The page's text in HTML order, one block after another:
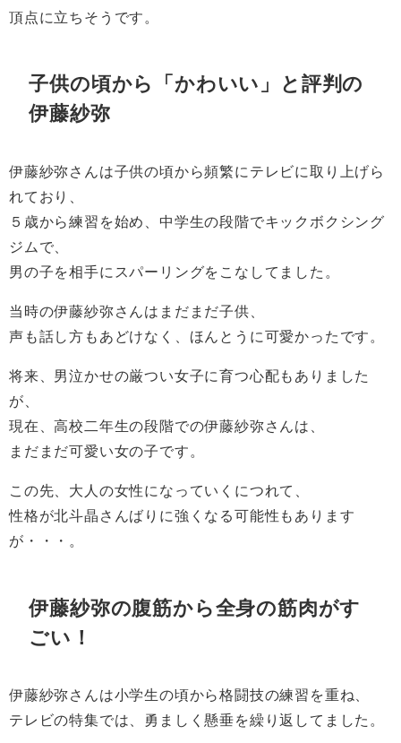
頂点に立ちそうです。
子供の頃から「かわいい」と評判の
伊藤紗弥
伊藤紗弥さんは子供の頃から頻繁にテレビに取り上げら
れており、
５歳から練習を始め、中学生の段階でキックボクシング
ジムで、
男の子を相手にスパーリングをこなしてました。
当時の伊藤紗弥さんはまだまだ子供、
声も話し方もあどけなく、ほんとうに可愛かったです。
将来、男泣かせの厳つい女子に育つ心配もありました
が、
現在、高校二年生の段階での伊藤紗弥さんは、
まだまだ可愛い女の子です。
この先、大人の女性になっていくにつれて、
性格が北斗晶さんばりに強くなる可能性もあります
が・・・。
伊藤紗弥の腹筋から全身の筋肉がす
ごい！
伊藤紗弥さんは小学生の頃から格闘技の練習を重ね、
テレビの特集では、勇ましく懸垂を繰り返してました。